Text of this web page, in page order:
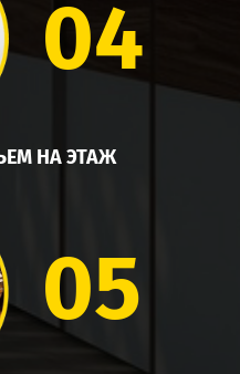
НА ЭТАЖ
04
05